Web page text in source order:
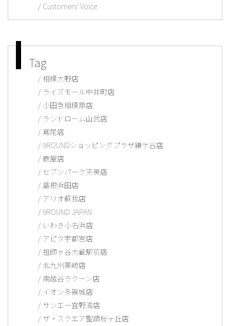
Customers' Voice
Tag
相模大野店
ライズモール中井町店
小田急相模原店
ランドローム山武店
鳶尾店
9ROUNDショッピングプラザ鎌ケ谷店
鹿屋店
セブンパーク天美店
島根浜田店
アリオ蘇我店
9ROUND JAPAN
いわき小名浜店
アピタ宇都宮店
祖師ヶ谷大蔵駅前店
北九州黒崎店
南越谷ラクーン店
イオン多賀城店
サンエー宜野湾店
ザ・スクエア聖蹟桜ヶ丘店